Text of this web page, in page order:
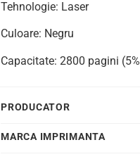
Tehnologie: Laser
Culoare: Negru
Capacitate: 2800 pagini
PRODUCATOR
MARCA IMPRIMANTA